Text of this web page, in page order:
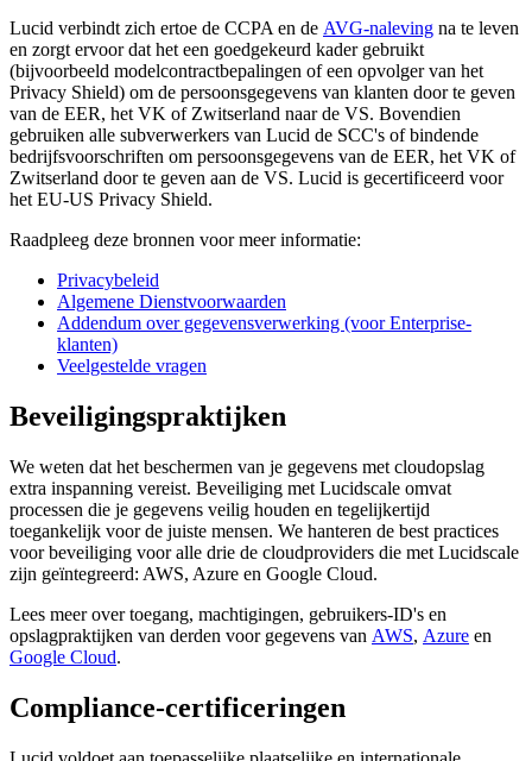
Lucid verbindt zich ertoe de CCPA en de AVG-naleving na te leven
en zorgt ervoor dat het een goedgekeurd kader gebruikt
(bijvoorbeeld modelcontractbepalingen of een opvolger van het
Privacy Shield) om de persoonsgegevens van klanten door te geven
van de EER, het VK of Zwitserland naar de VS. Bovendien
gebruiken alle subverwerkers van Lucid de SCC's of bindende
bedrijfsvoorschriften om persoonsgegevens van de EER, het VK of
Zwitserland door te geven aan de VS. Lucid is gecertificeerd voor
het EU-US Privacy Shield.
Raadpleeg deze bronnen voor meer informatie:
Privacybeleid
Algemene Dienstvoorwaarden
Addendum over gegevensverwerking (voor Enterprise-
klanten)
Veelgestelde vragen
Beveiligingspraktijken
We weten dat het beschermen van je gegevens met cloudopslag
extra inspanning vereist. Beveiliging met Lucidscale omvat
processen die je gegevens veilig houden en tegelijkertijd
toegankelijk voor de juiste mensen. We hanteren de best practices
voor beveiliging voor alle drie de cloudproviders die met Lucidscale
zijn geïntegreerd: AWS, Azure en Google Cloud.
Lees meer over toegang, machtigingen, gebruikers-ID's en
opslagpraktijken van derden voor gegevens van AWS, Azure en
Google Cloud.
Compliance-certificeringen